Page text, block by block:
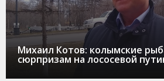
Михаил Котов: колымские
сюрпризам на лососевой